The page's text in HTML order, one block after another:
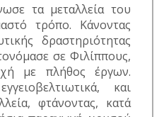
τα μεταλλεία του
τρόπο. Κάνοντας
δραστηριότητας
σε Φιλίππους,
με πλήθος έργων.
και
φτάνοντας, κατά